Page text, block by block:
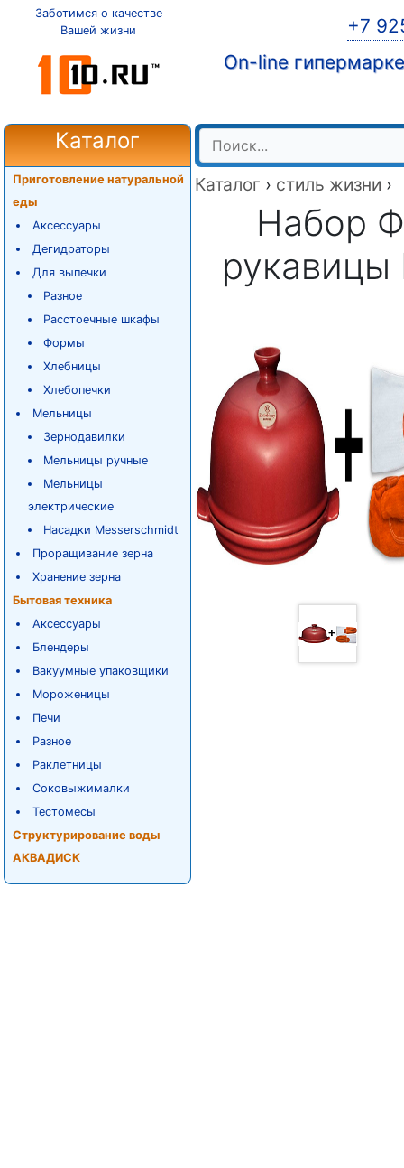
Заботимся о качестве
Вашей жизни
+7
On-line
Каталог
Приготовление натуральной
еды
Аксессуары
Дегидраторы
Для выпечки
Разное
Расстоечные шкафы
Формы
Хлебницы
Хлебопечки
Мельницы
Зернодавилки
Мельницы ручные
Мельницы
электрические
Насадки Messerschmidt
Проращивание зерна
Хранение зерна
Бытовая техника
Аксессуары
Блендеры
Вакуумные упаковщики
Мороженицы
Печи
Разное
Раклетницы
Соковыжималки
Тестомесы
Структурирование воды
АКВАДИСК
Каталог › стиль жизни ›
Набор
рукавицы